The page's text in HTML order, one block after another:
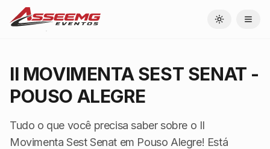
Toggle theme
II MOVIMENTA SEST SENAT -
POUSO ALEGRE
Tudo o que você precisa saber sobre o II
Movimenta Sest Senat em Pouso Alegre! Está